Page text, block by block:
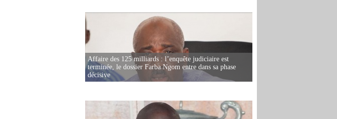
Affaire des 125 milliards : l’enquête judiciaire est
terminée, le dossier Farba Ngom entre dans sa phase
décisive